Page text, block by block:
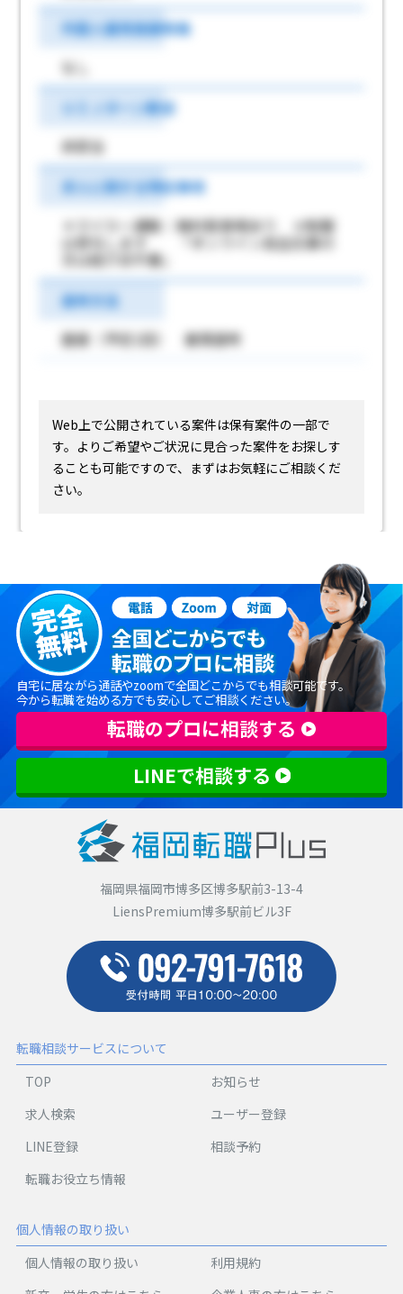
外国人雇用実績有無
なし
ＵＩＪターン歓迎
非該当
求人に関する特記事項
＊マイカー通勤：無料駐車場あり ＊制服
は貸与します 「オンライン自主応募の
方は紹介状不要」
選考方法
面接（予定1回） 書類選考
Web上で公開されている案件は保有案件の一部で
す。 よりご希望やご状況に見合った案件をお探しす
ることも可能ですので、まずはお気軽にご相談くだ
さい。
自宅に居ながら通話やzoomで全国どこからでも相談可能です。
今から転職を始める方でも安心してご相談ください。
転職のプロに相談する
LINEで相談する
福岡県福岡市博多区博多駅前3-13-4
LiensPremium博多駅前ビル3F
転職相談サービスについて
TOP
お知らせ
求人検索
ユーザー登録
LINE登録
相談予約
転職お役立ち情報
個人情報の取り扱い
個人情報の取り扱い
利用規約